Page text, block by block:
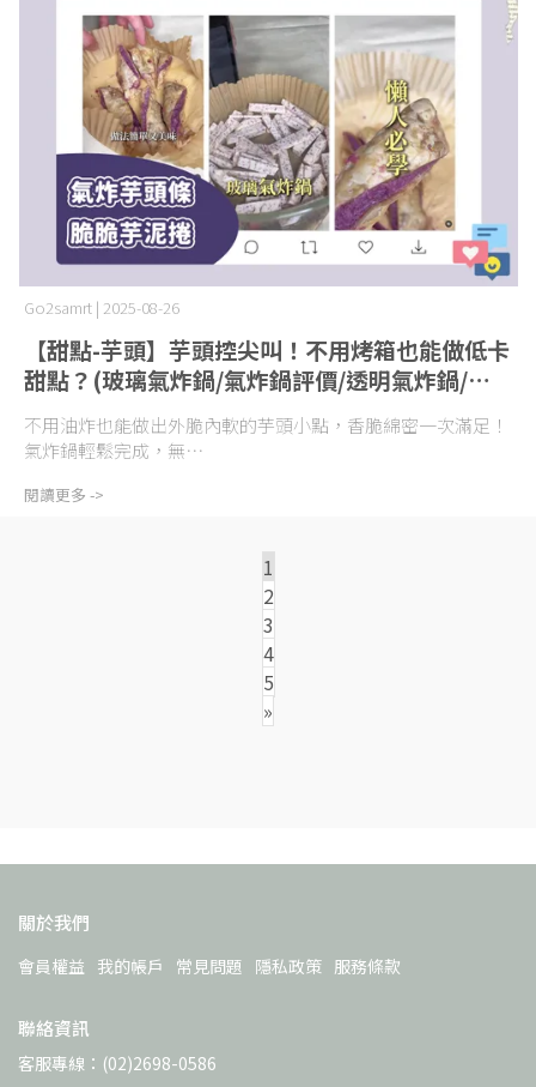
【甜點-芋頭】芋頭控尖叫！不用烤箱也能做低卡
甜點？(玻璃氣炸鍋/氣炸鍋評價/透明氣炸鍋/空
氣炸鍋評價/空氣炸鍋推薦)
Go2samrt | 2025-08-26
不用油炸也能做出外脆內軟的芋頭小點，香脆綿密一次滿足！
氣炸鍋輕鬆完成，無⋯
閱讀更多 ->
1
2
3
4
5
»
關於我們
會員權益 我的帳戶 常見問題 隱私政策 服務條款
聯絡資訊
客服專線：(02)2698-0586